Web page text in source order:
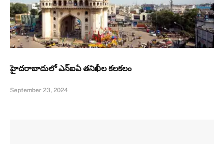
హైదరాబాదులో ఎన్‌ఐఏ తనిఖీల కలకలం
September 23, 2024